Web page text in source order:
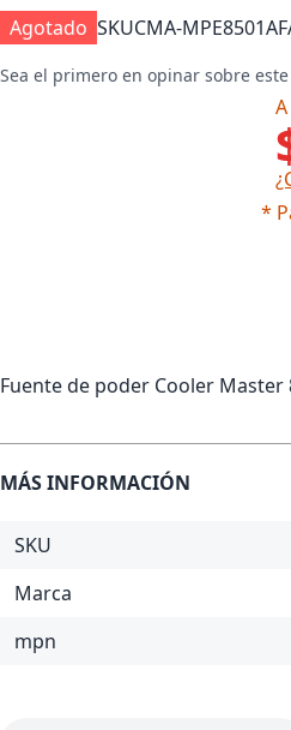
Agotado SKUCMA-
Sea el primero en opinar sobre
*
Fuente de poder Cooler Master
MÁS INFORMACIÓN
SKU
Marca
mpn